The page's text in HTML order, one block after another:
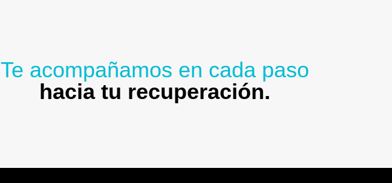
Te acompañamos en cada paso
hacia tu recuperación.